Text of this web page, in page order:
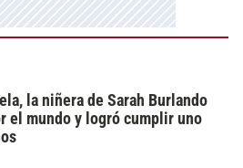
la niñera de Sarah Burlando
el mundo y logró cumplir uno